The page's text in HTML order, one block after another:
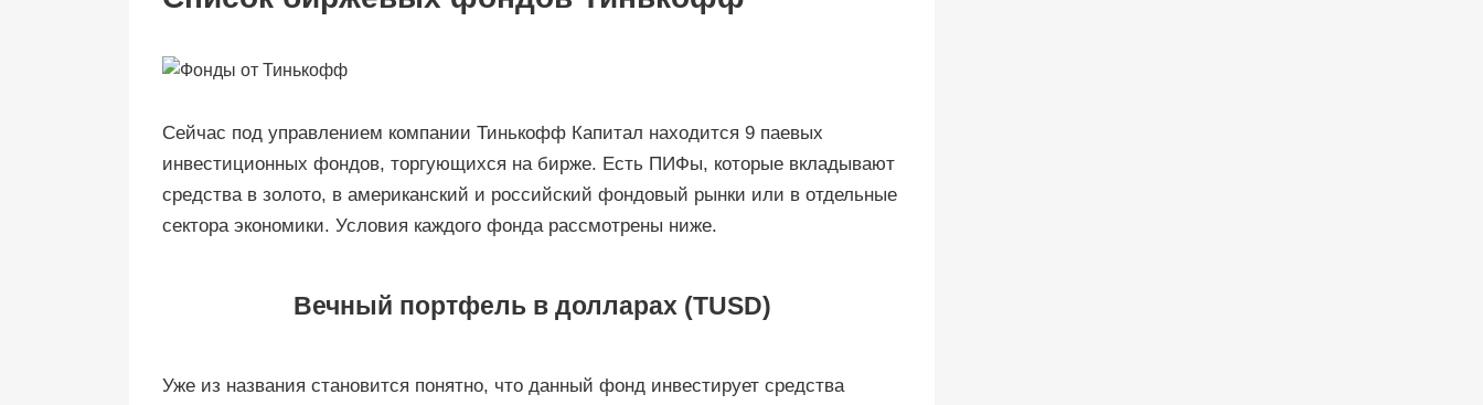
Сейчас под управлением компании Тинькофф Капитал находится 9 паевых
инвестиционных фондов, торгующихся на бирже. Есть ПИФы, которые вкладывают
средства в золото, в американский и российский фондовый рынки или в отдельные
сектора экономики. Условия каждого фонда рассмотрены ниже.
Вечный портфель в долларах (TUSD)
Уже из названия становится понятно, что данный фонд инвестирует средства